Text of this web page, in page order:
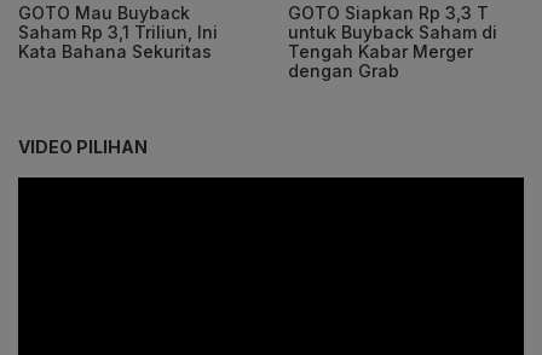
GOTO Mau Buyback
Saham Rp 3,1 Triliun, Ini
Kata Bahana Sekuritas
GOTO Siapkan Rp 3,3 T
untuk Buyback Saham di
Tengah Kabar Merger
dengan Grab
VIDEO PILIHAN